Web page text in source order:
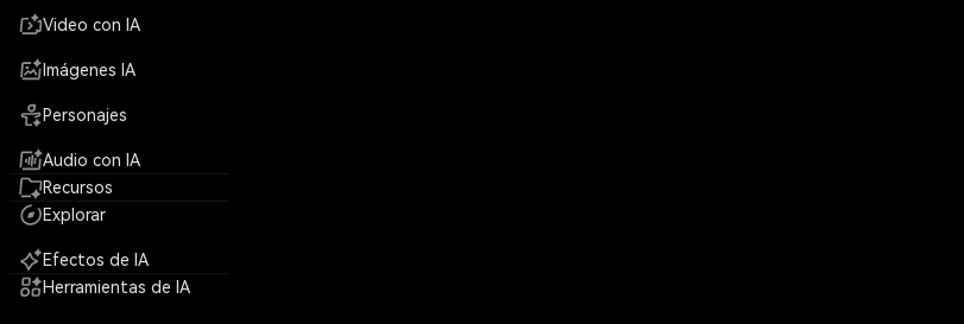
Video con IA
Imágenes IA
Personajes
Audio con IA
Recursos
Explorar
Efectos de IA
Herramientas de IA